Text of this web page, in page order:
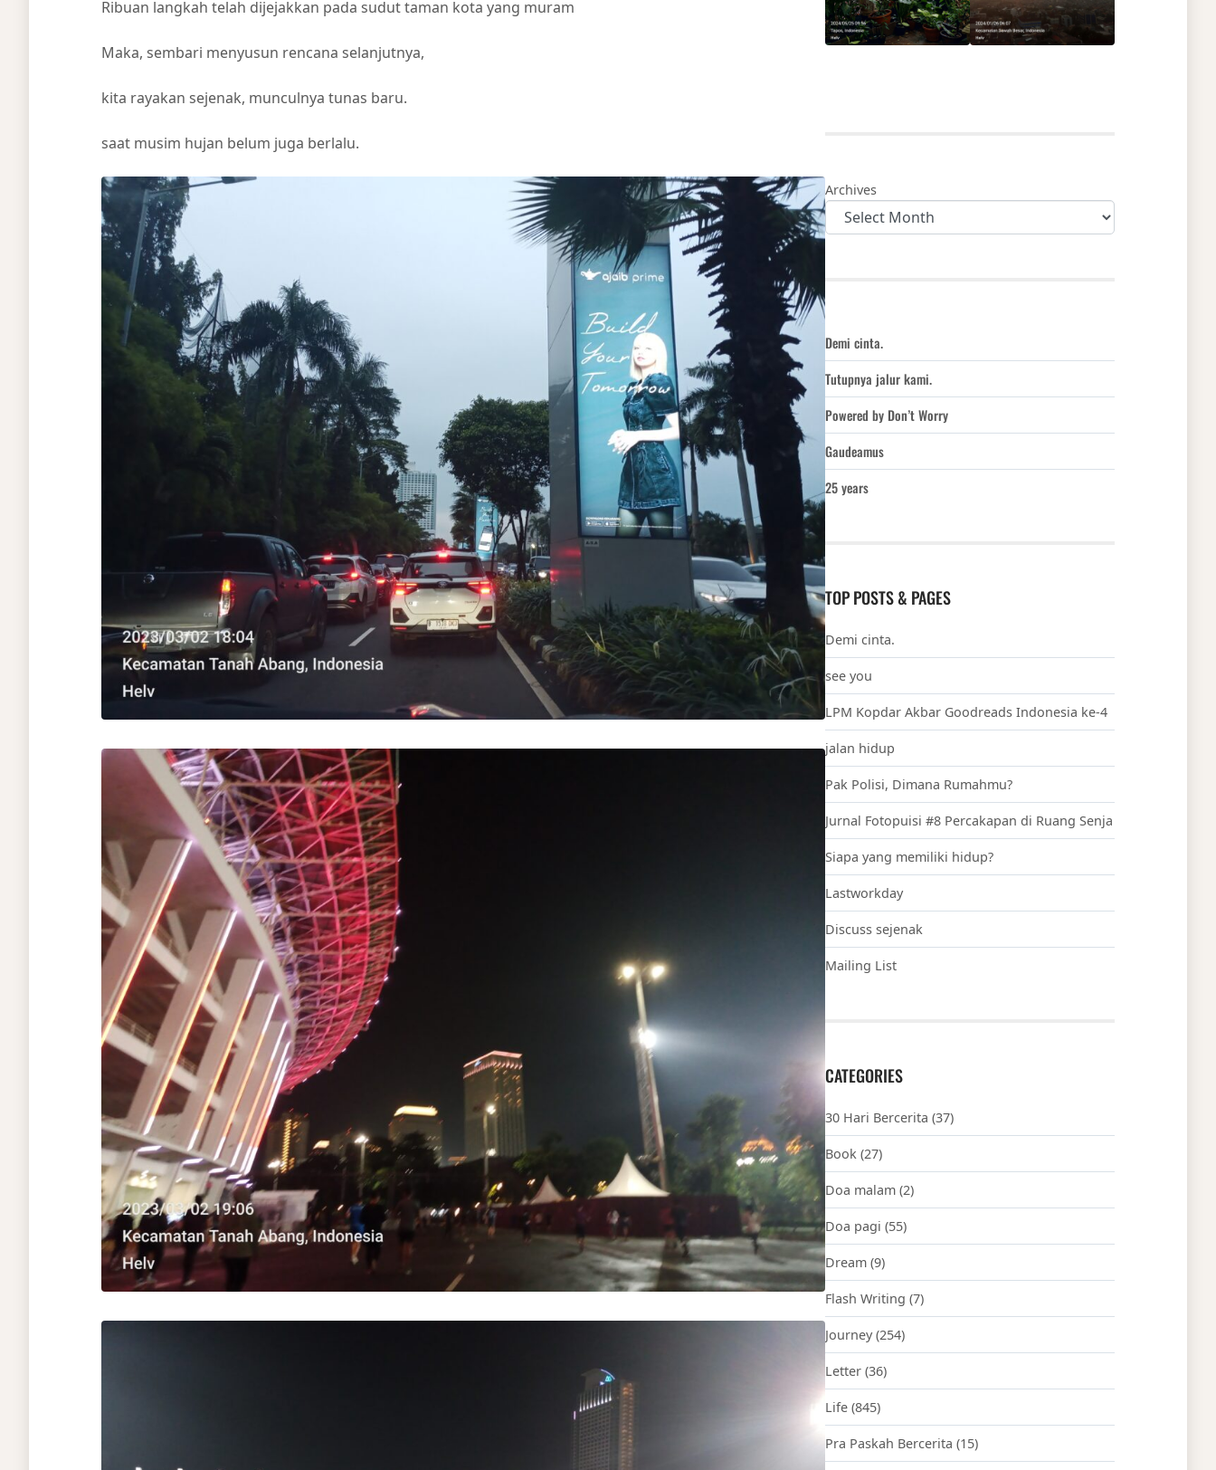
Ribuan langkah telah dijejakkan pada sudut taman kota yang muram
Maka, sembari menyusun rencana selanjutnya,
kita rayakan sejenak, munculnya tunas baru.
saat musim hujan belum juga berlalu.
Archives
Demi cinta.
Tutupnya jalur kami.
Powered by Don’t Worry
Gaudeamus
25 years
TOP POSTS & PAGES
Demi cinta.
see you
LPM Kopdar Akbar Goodreads Indonesia ke-4
jalan hidup
Pak Polisi, Dimana Rumahmu?
Jurnal Fotopuisi #8 Percakapan di Ruang Senja
Siapa yang memiliki hidup?
Lastworkday
Discuss sejenak
Mailing List
CATEGORIES
30 Hari Bercerita (37)
Book (27)
Doa malam (2)
Doa pagi (55)
Dream (9)
Flash Writing (7)
Journey(254)
Letter (36)
Life (845)
Pra Paskah Bercerita (15)